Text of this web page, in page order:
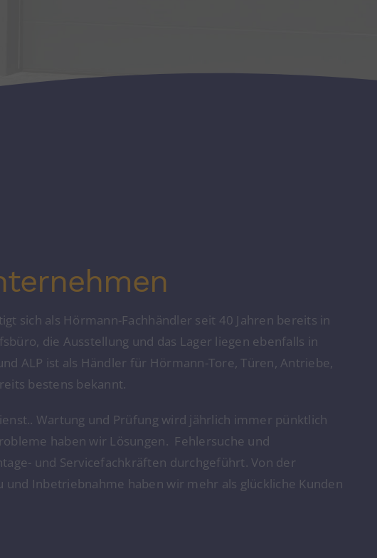
sich als Hörmann-Fachhändler seit 40 Jahren bereits in
die Ausstellung und das Lager liegen ebenfalls in
ALP ist als Händler für Hörmann-Tore, Türen, Antriebe,
bestens bekannt.
Wartung und Prüfung wird jährlich immer pünktlich
haben wir Lösungen. Fehlersuche und
und Servicefachkräften durchgeführt. Von der
und Inbetriebnahme haben wir mehr als glückliche Kunden